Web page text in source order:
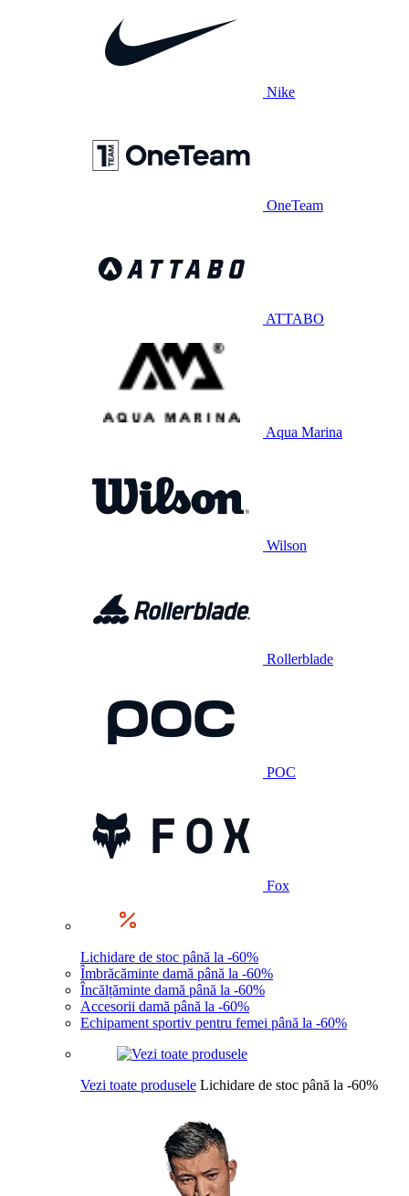
Nike
OneTeam
ATTABO
Aqua Marina
Wilson
Rollerblade
POC
Fox
Lichidare de stoc până la -60%
Îmbrăcăminte damă până la -60%
Încălțăminte damă până la -60%
Accesorii damă până la -60%
Echipament sportiv pentru femei până la -60%
Vezi toate produsele Lichidare de stoc până la -60%